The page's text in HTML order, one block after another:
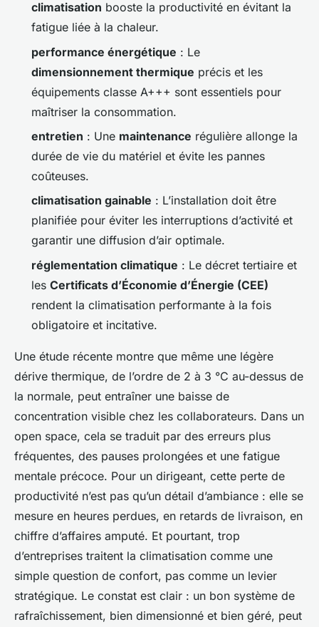
climatisation booste la productivité en évitant la
fatigue liée à la chaleur.
performance énergétique : Le
dimensionnement thermique précis et les
équipements classe A+++ sont essentiels pour
maîtriser la consommation.
entretien : Une maintenance régulière allonge la
durée de vie du matériel et évite les pannes
coûteuses.
climatisation gainable : L’installation doit être
planifiée pour éviter les interruptions d’activité et
garantir une diffusion d’air optimale.
réglementation climatique : Le décret tertiaire et
les Certificats d’Économie d’Énergie (CEE)
rendent la climatisation performante à la fois
obligatoire et incitative.
Une étude récente montre que même une légère
dérive thermique, de l’ordre de 2 à 3 °C au-dessus de
la normale, peut entraîner une baisse de
concentration visible chez les collaborateurs. Dans un
open space, cela se traduit par des erreurs plus
fréquentes, des pauses prolongées et une fatigue
mentale précoce. Pour un dirigeant, cette perte de
productivité n’est pas qu’un détail d’ambiance : elle se
mesure en heures perdues, en retards de livraison, en
chiffre d’affaires amputé. Et pourtant, trop
d’entreprises traitent la climatisation comme une
simple question de confort, pas comme un levier
stratégique. Le constat est clair : un bon système de
rafraîchissement, bien dimensionné et bien géré, peut